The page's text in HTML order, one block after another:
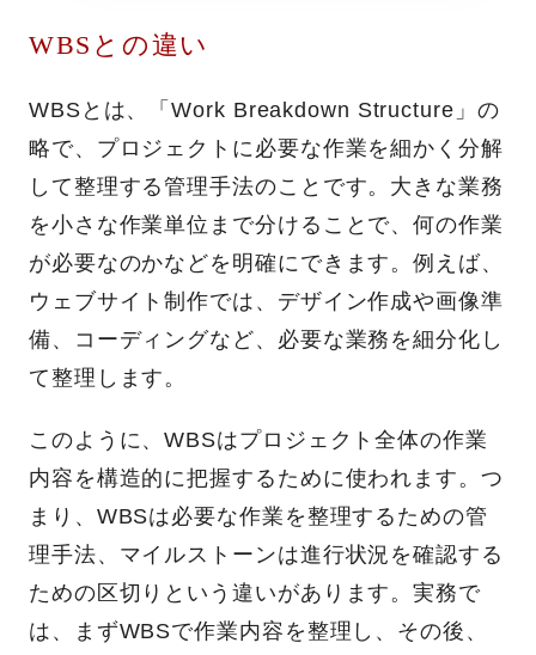
WBSとの違い
WBSとは、「Work Breakdown Structure」の
略で、プロジェクトに必要な作業を細かく分解
して整理する管理手法のことです。大きな業務
を小さな作業単位まで分けることで、何の作業
が必要なのかなどを明確にできます。例えば、
ウェブサイト制作では、デザイン作成や画像準
備、コーディングなど、必要な業務を細分化し
て整理します。
このように、WBSはプロジェクト全体の作業
内容を構造的に把握するために使われます。つ
まり、WBSは必要な作業を整理するための管
理手法、マイルストーンは進行状況を確認する
ための区切りという違いがあります。実務で
は、まずWBSで作業内容を整理し、その後、